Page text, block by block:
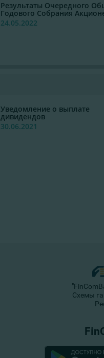
Результаты Очередного
Годового Собрания
24.05.2022
Уведомление о выплате
дивидендов
30.06.2021
Схемы